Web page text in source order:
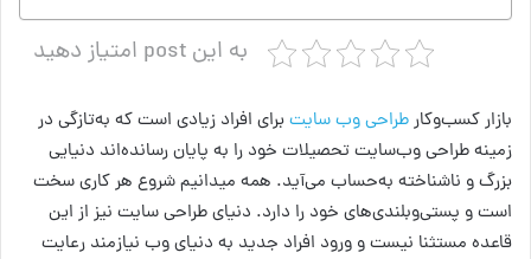
به این post امتیاز دهید
بازار کسب‌وکارطراحی وب سایتبرای افراد زیادی است که به‌تازگی در
زمینه طراحی وب‌سایت تحصیلات خود را به پایان رسانده‌اند دنیایی
بزرگ و ناشناخته به‌حساب می‌آید. همه میدانیم شروع هر کاری سخت
است و پستی‌وبلندی‌های خود را دارد. دنیای طراحی سایت نیز از این
قاعده مستثنا نیست و ورود افراد جدید به دنیای وب نیازمند رعایت